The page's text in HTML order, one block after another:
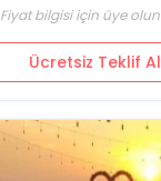
Fiyat bilgisi için üye olun
Ücretsiz Teklif Al